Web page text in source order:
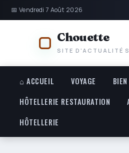
📅 Vendredi 7 Août 2026
Chouette
SITE D'ACTUALITÉ
⌂ ACCUEIL VOYAGE
HÔTELLERIE RESTAURATION
HÔTELLERIE